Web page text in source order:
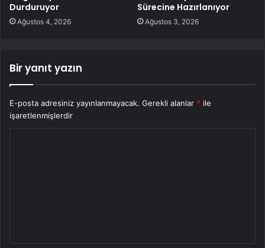
Durduruyor
Ağustos 4, 2026
Sürecine Hazırlanıyor
Ağustos 3, 2026
Bir yanıt yazın
E-posta adresiniz yayınlanmayacak. Gerekli alanlar * ile
işaretlenmişlerdir